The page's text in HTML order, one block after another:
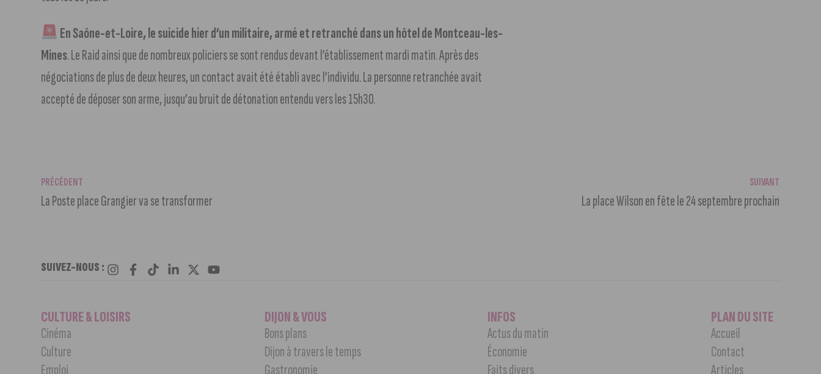
En Saône-et-Loire, le suicide hier d’un militaire, armé et retranché dans un hôtel de Montceau-les-
Mines. Le Raid ainsi que de nombreux policiers se sont rendus devant l’établissement mardi matin. Après des
négociations de plus de deux heures, un contact avait été établi avec l’individu. La personne retranchée avait
accepté de déposer son arme, jusqu’au bruit de détonation entendu vers les 15h30.
PRÉCÉDENT
La Poste place Grangier va se transformer
SUIVANT
La place Wilson en fête le 24 septembre prochain
SUIVEZ-NOUS :
CULTURE & LOISIRS
Cinéma
Culture
Emploi
DIJON & VOUS
Bons plans
Dijon à travers le temps
Gastronomie
INFOS
Actus du matin
Économie
Faits divers
PLAN DU SITE
Accueil
Contact
Articles